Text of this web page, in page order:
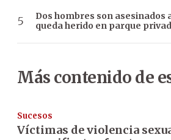
Dos hombres son asesinados
queda herido en parque
Más contenido de
Sucesos
Víctimas de violencia